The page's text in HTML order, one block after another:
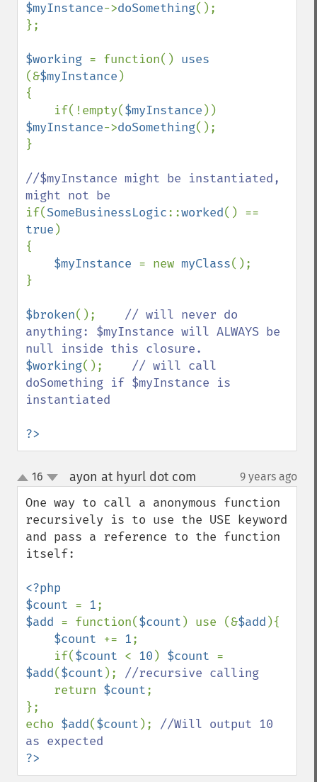
$myInstance->doSomething();
};
$working = function()
(&$myInstance )
{
    if(!empty(
$myInstance
$myInstance->doSomething();
}
//$myInstance might be instantiated,
if(SomeBusinessLogic::worked
true )
{
$myInstance = new myClass();
}
$broken(); // will never do
anything: $myInstance will ALWAYS be
$working(); // will call
doSomething if $myInstance is
instantiated
?>
up
down
16 ayon at hyurl dot com 9 years ago
One way to call a anonymous function
recursively is to use the USE keyword
and pass a reference to the function
itself:
<?php
$count = 1
$add = function($count ) use (&$add ){
$count += 1;
    if(
$count < 10 ) $count
$add($count ); //recursive calling
return $count;
};
echo $add($count ); //Will output 10
?>